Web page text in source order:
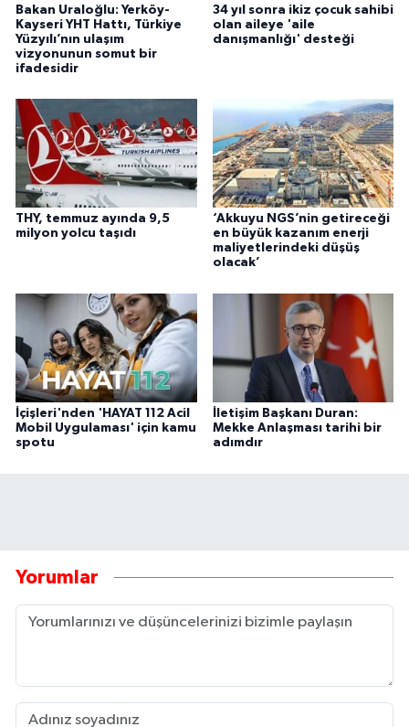
Bakan Uraloğlu: Yerköy-
Kayseri YHT Hattı, Türkiye
Yüzyılı’nın ulaşım
vizyonunun somut bir
ifadesidir
34 yıl sonra ikiz çocuk sahibi
olan aileye 'aile
danışmanlığı' desteği
THY, temmuz ayında 9,5
milyon yolcu taşıdı
‘Akkuyu NGS’nin getireceği
en büyük kazanım enerji
maliyetlerindeki düşüş
olacak’
İçişleri'nden 'HAYAT 112 Acil
Mobil Uygulaması' için kamu
spotu
İletişim Başkanı Duran:
Mekke Anlaşması tarihi bir
adımdır
Yorumlar